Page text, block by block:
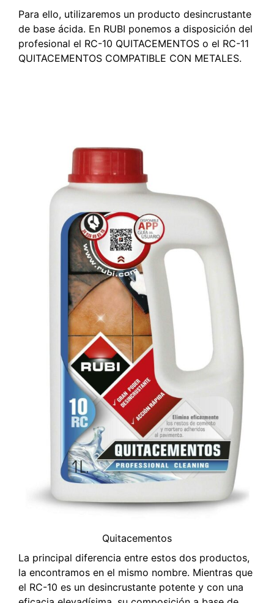
Para ello, utilizaremos un producto desincrustante
de base ácida. En RUBI ponemos a disposición del
profesional el RC-10 QUITACEMENTOS o el RC-11
QUITACEMENTOS COMPATIBLE CON METALES.
Quitacementos
La principal diferencia entre estos dos productos,
la encontramos en el mismo nombre. Mientras que
el RC-10 es un desincrustante potente y con una